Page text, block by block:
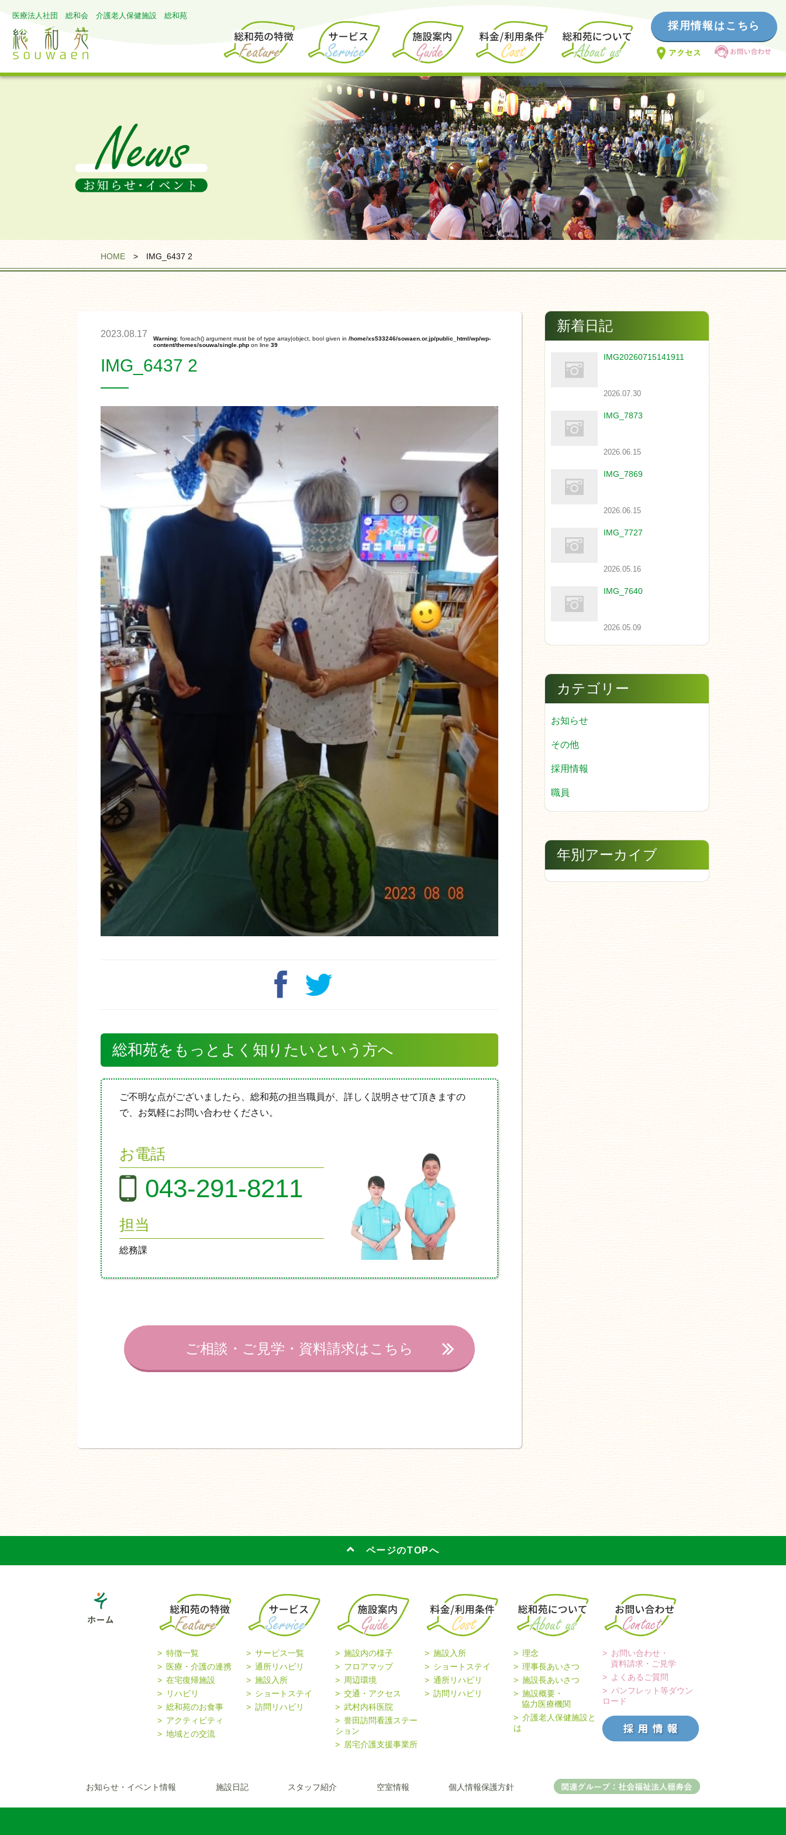
医療法人社団 総和会 介護老人保健施設 総和苑
採用情報はこちら
HOME > IMG_6437 2
2023.08.17 Warning: foreach() argument must be of type array|object, bool given in /home/xs533246/sowaen.or.jp/public_html/wp/wp-
content/themes/souwa/single.php on line 39
IMG_6437 2
総和苑をもっとよく知りたいという方へ
ご不明な点がございましたら、総和苑の担当職員が、詳しく説明させて頂きますの
で、お気軽にお問い合わせください。
お電話
043-291-8211
担当
総務課
ご相談・ご見学・資料請求はこちら
新着日記
IMG20260715141911
2026.07.30
IMG_7873
2026.06.15
IMG_7869
2026.06.15
IMG_7727
2026.05.16
IMG_7640
2026.05.09
カテゴリー
お知らせ
その他
採用情報
職員
年別アーカイブ
ページのTOPへ
特徴一覧
医療・介護の連携
在宅復帰施設
リハビリ
総和苑のお食事
アクティビティ
地域との交流
サービス一覧
通所リハビリ
施設入所
ショートステイ
訪問リハビリ
施設内の様子
フロアマップ
周辺環境
交通・アクセス
武村内科医院
誉田訪問看護ステー
ション
居宅介護支援事業所
施設入所
ショートステイ
通所リハビリ
訪問リハビリ
理念
理事長あいさつ
施設長あいさつ
施設概要・
協力医療機関
介護老人保健施設と
は
お問い合わせ・
資料請求・ご見学
よくあるご質問
パンフレット等ダウン
ロード
お知らせ・イベント情報 施設日記 スタッフ紹介 空室情報 個人情報保護方針